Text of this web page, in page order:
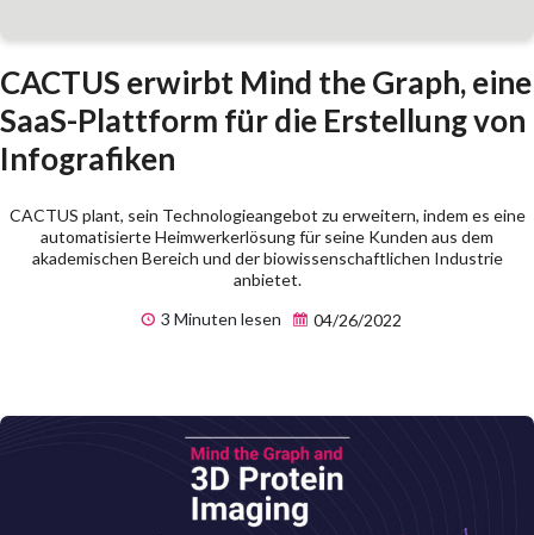
CACTUS erwirbt Mind the Graph, eine
SaaS-Plattform für die Erstellung von
Infografiken
CACTUS plant, sein Technologieangebot zu erweitern, indem es eine
automatisierte Heimwerkerlösung für seine Kunden aus dem
akademischen Bereich und der biowissenschaftlichen Industrie
anbietet.
3 Minuten lesen
04/26/2022